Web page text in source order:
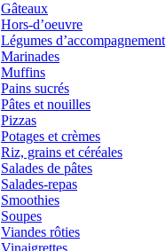
Gâteaux
Hors-d’oeuvre
Légumes d’accompagnement
Marinades
Muffins
Pains sucrés
Pâtes et nouilles
Pizzas
Potages et crèmes
Riz, grains et céréales
Salades de pâtes
Salades-repas
Smoothies
Soupes
Viandes rôties
Vinaigrettes